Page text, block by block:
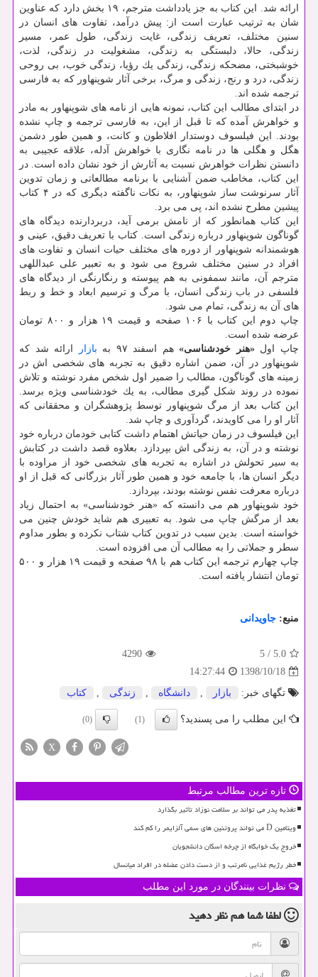
ارائه شد. این كتاب به جز یادداشت مترجم، ۱۹ بخش دارد كه عناوین
شان به ترتیب عبارت است از: پیش درآمد، تفاوت های انسان در
سنین مختلف، تعریف زندگی، غایت زندگی، طول عمر، مسیر
زندگی، حالا، دلبستگی به زندگی، مشغولیت در زندگی، لذت،
خوشبختی، مضحكه زندگی، زندگی یك رؤیا، زندگی خوب، بی روحی
زندگی، درد و رنج، زندگی و مرگ، برخی آثار شوپنهاور كه به فارسی
ترجمه شده اند.
در ابتدای مطالب این كتاب، نمونه هایی از نامه های شوپنهاور به مادر
و خواهرش آمده كه تا قبل از این، به فارسی ترجمه و چاپ نشده
بودند. این فیلسوف دوستدار افلاطون و كانت، و همین طور دشمن
هگل و هگلی ها در نامه نگاری با خواهرش آدله، علاقه عجیبی به
دانستن نظرات خواهرش نسبت به آثارش از خود نشان داده است. در
این كتاب، مخاطب ضمن آشنایی با برنامه مطالعاتی و زمان تدوین
آثار سرنوشت ساز شوپنهاور، به نكات ناگفته دیگری كه در ۴ كتاب
پیشین مطرح نشده اند، پی می برد.
این كتاب همانطور كه از نامش برمی آید، دربردارنده دیدگاه های
گوناگون شوپنهاور درباره زندگی است. كتاب با تعریف دقیق، عینی و
هوشمندانه شوپنهاور از دوره های مختلف حیات انسان و تفاوت های
افراد در سنین مختلف شروع می شود و به تعبیر علی عبداللهی
مترجم آن، مانند سمفونی به هم پیوسته و رنگارنگی از دیدگاه های
فلسفی در باب زندگی انسان، با مرگ و ترسیم ابعاد و خط و ربط
های آن به زندگی، تمام می شود.
چاپ دوم این كتاب با ۱۰۶ صفحه و قیمت ۱۹ هزار و ۸۰۰ تومان
عرضه شده است.
چاپ اول«هنر خودشناسی»هم اسفند ۹۷ به بازار
ارائه شد كه
شوپنهاور در آن، ضمن اشاره دقیق به تجربه های شخصی اش در
زمینه های گوناگون، مطالب را ضمیر اول شخص مفرد نوشته و تلاش
نموده در روند شكل گیری مطالب، به یك خودشناسی ویژه برسد.
این كتاب بعد از مرگ شوپنهاور توسط پژوهشگران و محققانی كه
آثار او را می كاویدند، گردآوری و چاپ شد.
این فیلسوف در زمان حیاتش اهتمام داشت كتابی خودمان درباره خود
نوشته و در آن، به زندگی اش بپردازد. بعلاوه قصد داشت در كتابش
به سیر تحولش در اشاره به تجربه های شخصی خود از مراوده با
دیگر انسان ها، با جامعه خود و همین طور آثار بزرگانی كه قبل از او
درباره معرفت نفس نوشته بودند، بپردازد.
خود شوپنهاور هم می دانسته كه «هنر خودشناسی» به احتمال زیاد
بعد از مرگش چاپ می شود. به تعبیری هم شاید خودش چنین می
خواسته است. بدین سبب در تدوین كتاب شتاب نكرده و بطور مداوم
سطر و جملاتی را به مطالب آن می افزوده است.
چاپ چهارم ترجمه این كتاب هم با ۹۸ صفحه و قیمت ۱۹ هزار و ۵۰۰
تومان انتشار یافته است.
منبع: جاویدانی
5.0
/
5
4290
1398/10/18
14:27:44
تگهای خبر:
بازار , دانشگاه , زندگی , كتاب
این مطلب را می پسندید؟ (1)
(0)
X
تازه ترین مطالب مرتبط
تغذیه پدر می تواند بر سلامت نوزاد تأثیر بگذارد
ویتامین D می تواند پروتئین های سمی آلزایمر را کم کند
خروج یک خوابگاه از چرخه اسکان دانشجویان
خطر رژیم غذایی نامرتب و از دست دادن عضله در افراد میانسال
نظرات بینندگان در مورد این مطلب
لطفا شما همنظر دهید